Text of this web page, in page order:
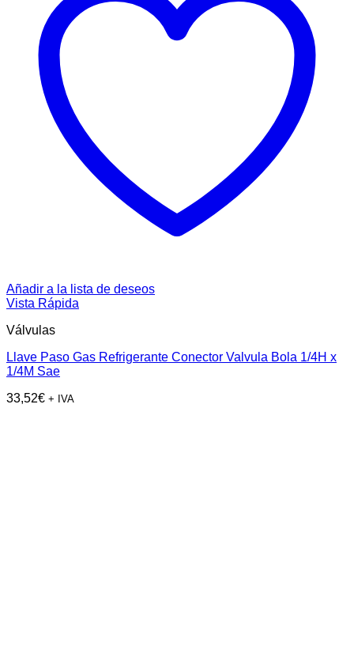
Añadir a la lista de deseos
Vista Rápida
Válvulas
Llave Paso Gas Refrigerante Conector Valvula Bola 1/4H x
1/4M Sae
33,52€ + IVA